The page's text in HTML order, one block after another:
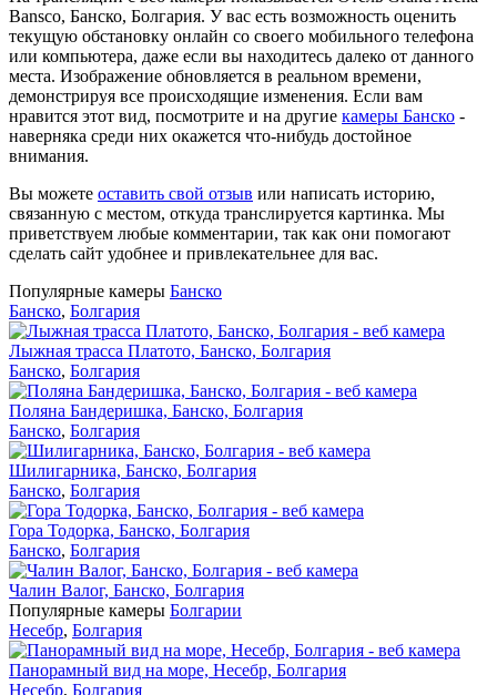
Bansco, Банско, Болгария. У вас есть возможность оценить
текущую обстановку онлайн со своего мобильного телефона
или компьютера, даже если вы находитесь далеко от данного
места. Изображение обновляется в реальном времени,
демонстрируя все происходящие изменения. Если вам
нравится этот вид, посмотрите и на другие камеры Банско -
наверняка среди них окажется что-нибудь достойное
внимания.
Вы можете оставить свой отзыв или написать историю,
связанную с местом, откуда транслируется картинка. Мы
приветствуем любые комментарии, так как они помогают
сделать сайт удобнее и привлекательнее для вас.
Популярные камеры Банско
Банско, Болгария
Лыжная трасса Платото, Банско, Болгария
Банско, Болгария
Поляна Бандеришка, Банско, Болгария
Банско, Болгария
Шилигарника, Банско, Болгария
Банско, Болгария
Гора Тодорка, Банско, Болгария
Банско, Болгария
Чалин Валог, Банско, Болгария
Популярные камеры Болгарии
Несебр, Болгария
Панорамный вид на море, Несебр, Болгария
Несебр, Болгария